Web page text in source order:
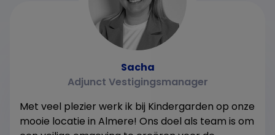
Sacha
Adjunct Vestigingsmanager
Met veel plezier werk ik bij Kindergarden op onze
mooie locatie in Almere! Ons doel als team is om